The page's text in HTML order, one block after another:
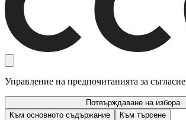
Управление на предпочитанията за съгласие
Потвърждаване на избора
Към основното съдържание
Към търсене